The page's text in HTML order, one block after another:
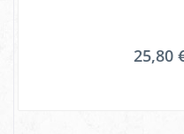
25,80